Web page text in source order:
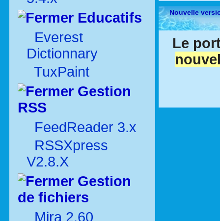
Educatifs
Everest
Dictionnary
TuxPaint
Gestion
RSS
FeedReader 3.x
RSSXpress
V2.8.X
Gestion
de fichiers
Mira 2.60
Nouvelle
Le